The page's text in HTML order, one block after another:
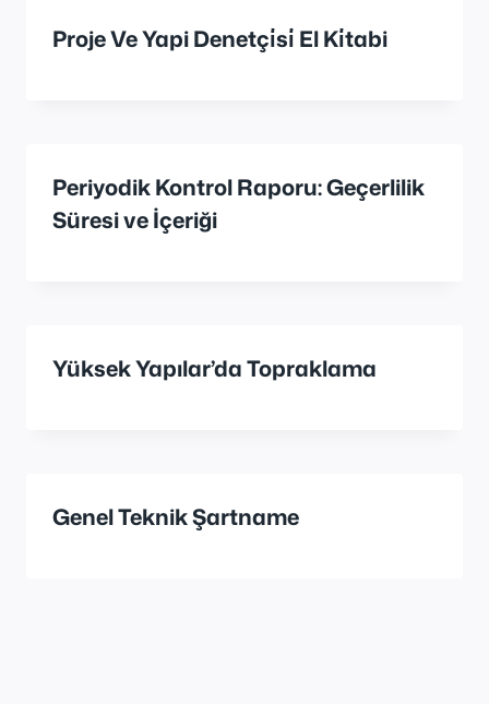
Proje Ve Yapi Denetçi̇si̇ El Ki̇tabi
Periyodik Kontrol Raporu: Geçerlilik
Süresi ve İçeriği
Yüksek Yapılar’da Topraklama
Genel Teknik Şartname